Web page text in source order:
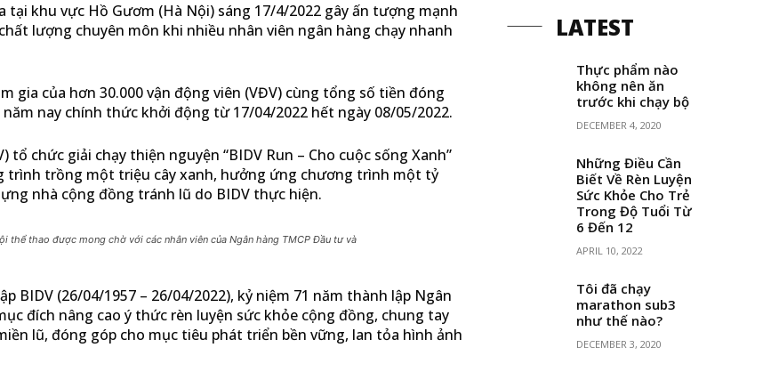
tại khu vực Hồ Gươm (Hà Nội) sáng 17/4/2022 gây ấn tượng mạnh
lượng chuyên môn khi nhiều nhân viên ngân hàng chạy nhanh
gia của hơn 30.000 vận động viên (VĐV) cùng tổng số tiền đóng
nay chính thức khởi động từ 17/04/2022 hết ngày 08/05/2022.
chức giải chạy thiện nguyện “BIDV Run – Cho cuộc sống Xanh”
trình trồng một triệu cây xanh, hưởng ứng chương trình một tỷ
nhà cộng đồng tránh lũ do BIDV thực hiện.
thể thao được mong chờ với các nhân viên của Ngân hàng TMCP Đầu tư và
BIDV (26/04/1957 – 26/04/2022), kỷ niệm 71 năm thành lập Ngân
đích nâng cao ý thức rèn luyện sức khỏe cộng đồng, chung tay
lũ, đóng góp cho mục tiêu phát triển bền vững, lan tỏa hình ảnh
LATEST
Thực phẩm nào
không nên ăn
trước khi chạy bộ
DECEMBER 4, 2020
Những Điều Cần
Biết Về Rèn Luyện
Sức Khỏe Cho Trẻ
Trong Độ Tuổi Từ
6 Đến 12
APRIL 10, 2022
Tôi đã chạy
marathon sub3
như thế nào?
DECEMBER 3, 2020